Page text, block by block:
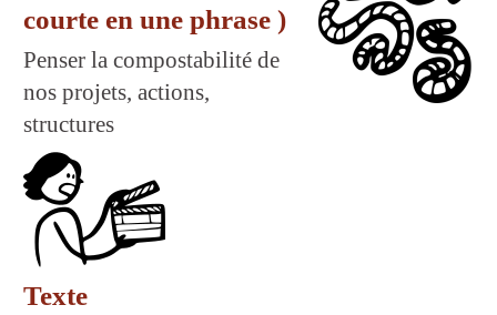
courte en une phrase )
Penser la compostabilité de
nos projets, actions,
structures
Texte